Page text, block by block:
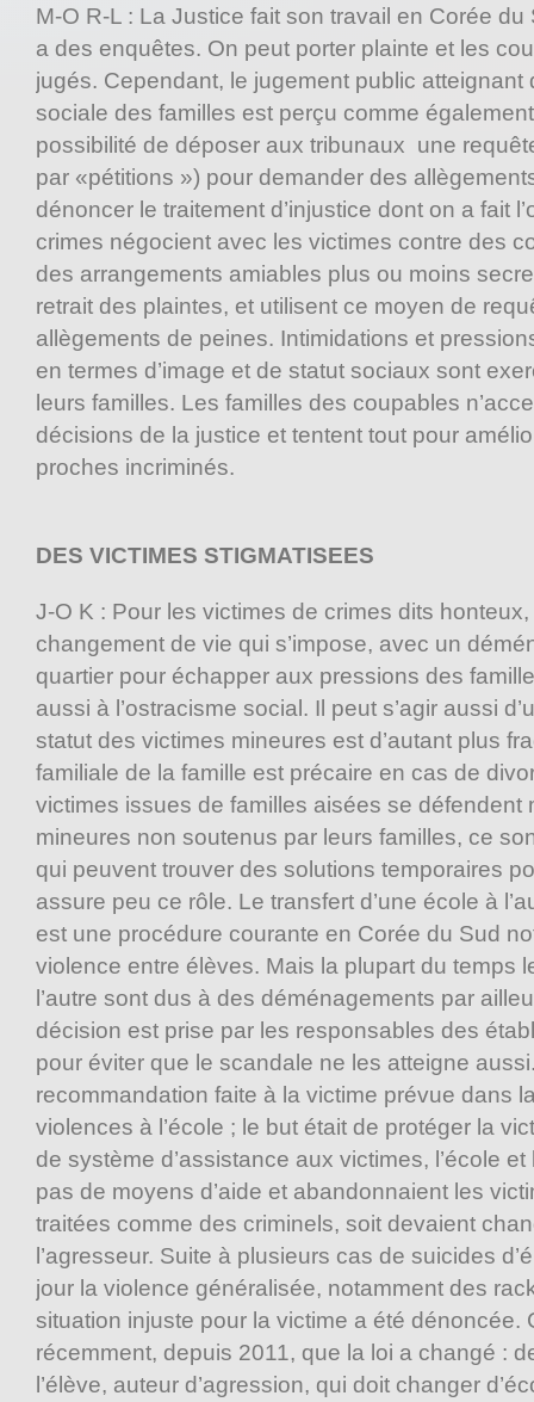
M-O R-L : La Justice fait son travail en Corée
a des enquêtes. On peut porter plainte et les
jugés. Cependant, le jugement public atteignant
sociale des familles est perçu comme
possibilité de déposer aux tribunaux une
par «pétitions ») pour demander des
dénoncer le traitement d’injustice dont on a fait
crimes négocient avec les victimes contre des
des arrangements amiables plus ou moins
retrait des plaintes, et utilisent ce moyen de
allègements de peines. Intimidations et
en termes d’image et de statut sociaux sont
leurs familles. Les familles des coupables
décisions de la justice et tentent tout pour
proches incriminés.
DES VICTIMES STIGMATISEES
J-O K : Pour les victimes de crimes dits honteux,
changement de vie qui s’impose, avec un
quartier pour échapper aux pressions des
aussi à l’ostracisme social. Il peut s’agir aussi
statut des victimes mineures est d’autant plus
familiale de la famille est précaire en cas de
victimes issues de familles aisées se défendent
mineures non soutenus par leurs familles, ce
qui peuvent trouver des solutions temporaires
assure peu ce rôle. Le transfert d’une école à
est une procédure courante en Corée du Sud
violence entre élèves. Mais la plupart du temps
l’autre sont dus à des déménagements par
décision est prise par les responsables des
pour éviter que le scandale ne les atteigne aussi.
recommandation faite à la victime prévue dans
violences à l’école ; le but était de protéger la
de système d’assistance aux victimes, l’école
pas de moyens d’aide et abandonnaient les
traitées comme des criminels, soit devaient
l’agresseur. Suite à plusieurs cas de suicides
jour la violence généralisée, notamment des
situation injuste pour la victime a été dénoncée.
récemment, depuis 2011, que la loi a changé :
l’élève, auteur d’agression, qui doit changer